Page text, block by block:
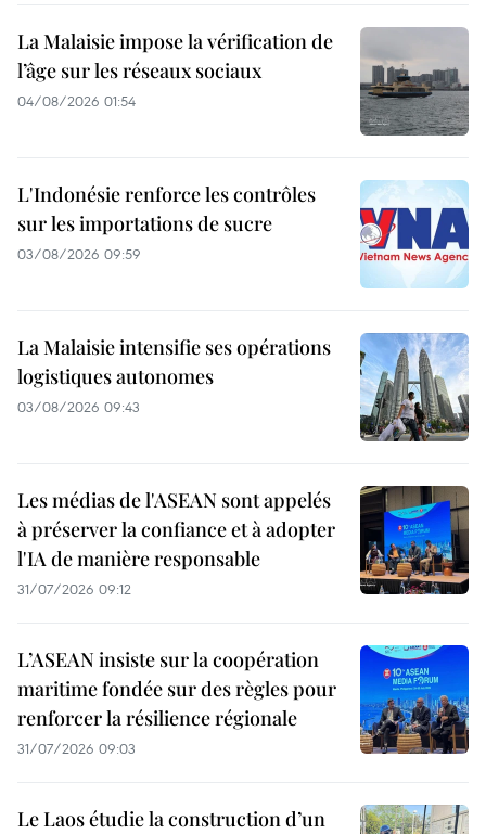
La Malaisie impose la vérification de
l’âge sur les réseaux sociaux
04/08/2026 01:54
L'Indonésie renforce les contrôles
sur les importations de sucre
03/08/2026 09:59
La Malaisie intensifie ses opérations
logistiques autonomes
03/08/2026 09:43
Les médias de l'ASEAN sont appelés
à préserver la confiance et à adopter
l'IA de manière responsable
31/07/2026 09:12
L’ASEAN insiste sur la coopération
maritime fondée sur des règles pour
renforcer la résilience régionale
31/07/2026 09:03
Le Laos étudie la construction d’un